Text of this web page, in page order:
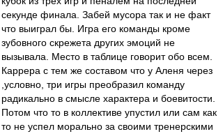
секунде финала. Забей мусора так и не факт
что выиграл бы. Игра его команды кроме
зубовного скрежета других эмоций не
вызывала. Место в таблице говорит обо всем.
Каррера с тем же составом что у Аленя через
,условно, три игры преобразил команду
радикально в смысле характера и боевитости.
Потом что то в коллективе упустил или сам как
то не успел морально за своими тренерскими